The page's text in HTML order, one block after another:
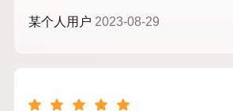
某个人用户 2023-08-29